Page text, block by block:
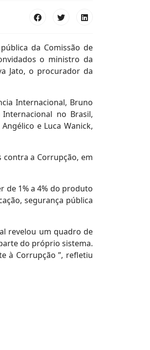
da Comissão de
o ministro da
Jato, o procurador da
Internacional, Bruno
no Brasil,
e Luca Wanick,
contra a Corrupção, em
de 1% a 4% do produto
segurança pública
revelou um quadro de
do próprio sistema.
à Corrupção ”, refletiu